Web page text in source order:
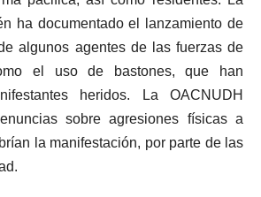
ha documentado el lanzamiento de
algunos agentes de las fuerzas de
el uso de bastones, que han
heridos. La OACNUDH
sobre agresiones físicas a
la manifestación, por parte de las